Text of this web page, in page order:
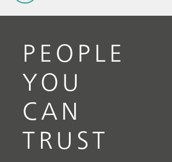
PEOPLE
YOU
CAN
TRUST